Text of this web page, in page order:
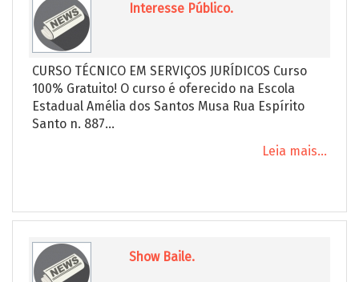
Interesse Público.
CURSO TÉCNICO EM SERVIÇOS JURÍDICOS Curso
100% Gratuito! O curso é oferecido na Escola
Estadual Amélia dos Santos Musa Rua Espírito
Santo n. 887...
Leia mais...
Show Baile.